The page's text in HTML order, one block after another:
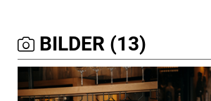
BILDER (13)